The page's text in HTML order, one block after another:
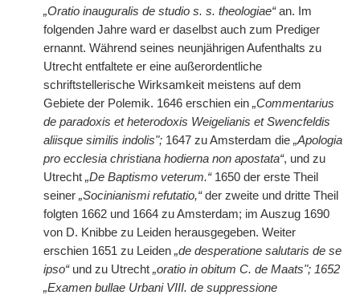
„Oratio inauguralis de studio s. s. theologiae“an. Im
folgenden Jahre ward er daselbst auch zum Prediger
ernannt. Während seines neunjährigen Aufenthalts zu
Utrecht entfaltete er eine außerordentliche
schriftstellerische Wirksamkeit meistens auf dem
Gebiete der Polemik. 1646 erschien ein „Commentarius
de paradoxis et heterodoxis Weigelianis et Swencfeldis
aliisque similis indolis"; 1647 zu Amsterdam die „Apologia
pro ecclesia christiana hodierna non apostata“, und zu
Utrecht „De Baptismo veterum.“1650 der erste Theil
seiner „Socinianismi refutatio,“der zweite und dritte Theil
folgten 1662 und 1664 zu Amsterdam; im Auszug 1690
von D. Knibbe zu Leiden herausgegeben. Weiter
erschien 1651 zu Leiden „de desperatione salutaris de se
ipso“und zu Utrecht „oratio in obitum C. de Maats"; 1652
„Examen bullae Urbani VIII. de suppressione